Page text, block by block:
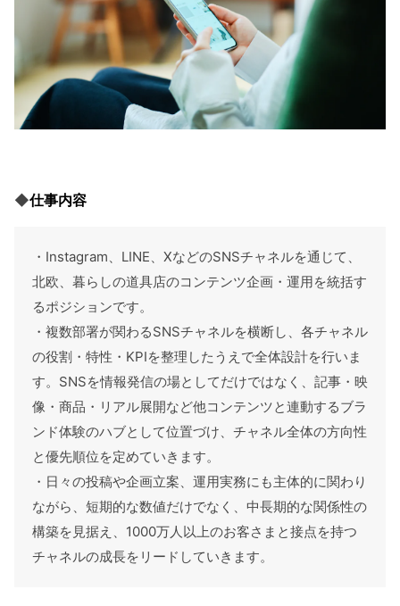
◆仕事内容
・Instagram、LINE、XなどのSNSチャネルを通じて、
北欧、暮らしの道具店のコンテンツ企画・運用を統括す
るポジションです。
・複数部署が関わるSNSチャネルを横断し、各チャネル
の役割・特性・KPIを整理したうえで全体設計を行いま
す。SNSを情報発信の場としてだけではなく、記事・映
像・商品・リアル展開など他コンテンツと連動するブラ
ンド体験のハブとして位置づけ、チャネル全体の方向性
と優先順位を定めていきます。
・日々の投稿や企画立案、運用実務にも主体的に関わり
ながら、短期的な数値だけでなく、中長期的な関係性の
構築を見据え、1000万人以上のお客さまと接点を持つ
チャネルの成長をリードしていきます。